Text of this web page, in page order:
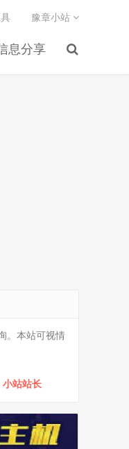
息分享
豫章小站
。本站可视情
小站站长